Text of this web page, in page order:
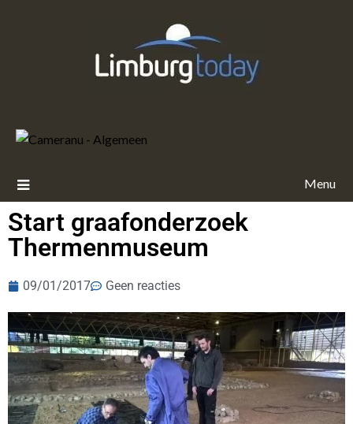
Menu
Start graafonderzoek
Thermenmuseum
09/01/2017 Geen reacties